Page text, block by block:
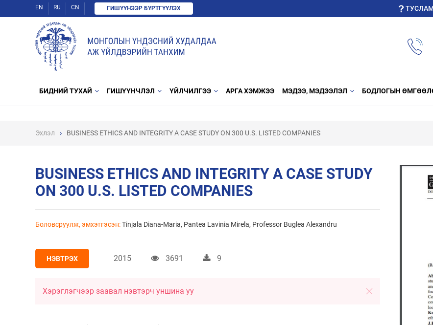
EN RU CN ГИШҮҮНЭЭР БҮРТГҮҮЛЭХ
БИДНИЙ ТУХАЙ ГИШҮҮНЧЛЭЛ ҮЙЛЧИЛГЭЭ АРГА ХЭМЖЭЭ МЭДЭЭ, МЭДЭЭЛЭЛ БОДЛОГЫН
Эхлэл BUSINESS ETHICS AND INTEGRITY A CASE STUDY ON 300 U.S. LISTED COMPANIES
BUSINESS ETHICS AND INTEGRITY A CASE STUDY
ON 300 U.S. LISTED COMPANIES
Боловсруулж, эмхэтгэсэн:Tinjala Diana-Maria, Pantea Lavinia Mirela, Professor Buglea Alexandru
НЭВТРЭХ 2015 3691 9
Хэрэглэгчээр заавал нэвтэрч уншина уу